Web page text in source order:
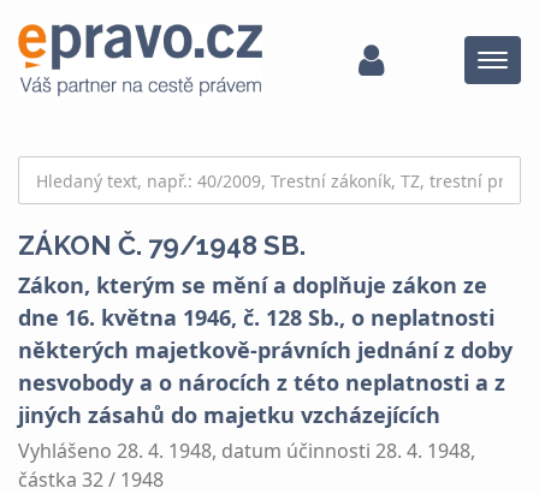
Menu
ZÁKON Č. 79/1948 SB.
Zákon, kterým se mění a doplňuje zákon ze
dne 16. května 1946, č. 128 Sb., o neplatnosti
některých majetkově-právních jednání z doby
nesvobody a o nárocích z této neplatnosti a z
jiných zásahů do majetku vzcházejících
Vyhlášeno 28. 4. 1948, datum účinnosti 28. 4. 1948,
částka 32 / 1948